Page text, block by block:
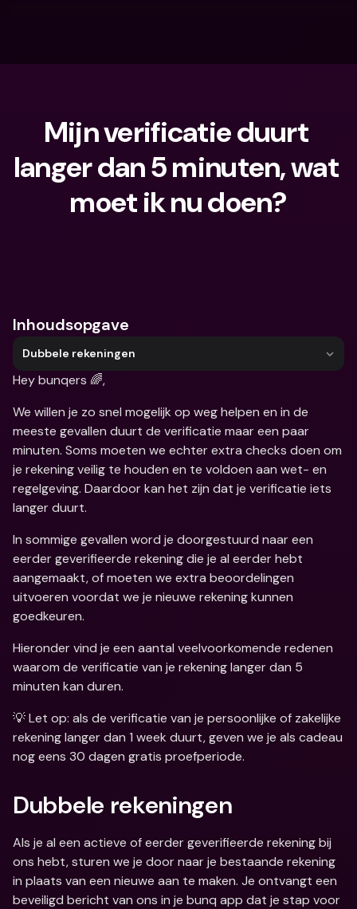
Mijn verificatie duurt
langer dan 5 minuten, wat
moet ik nu doen?
Inhoudsopgave
Dubbele rekeningen
Hey bunqers 🌈,
We willen je zo snel mogelijk op weg helpen en in de
meeste gevallen duurt de verificatie maar een paar
minuten. Soms moeten we echter extra checks doen om
je rekening veilig te houden en te voldoen aan wet- en
regelgeving. Daardoor kan het zijn dat je verificatie iets
langer duurt.
In sommige gevallen word je doorgestuurd naar een
eerder geverifieerde rekening die je al eerder hebt
aangemaakt, of moeten we extra beoordelingen
uitvoeren voordat we je nieuwe rekening kunnen
goedkeuren.
Hieronder vind je een aantal veelvoorkomende redenen
waarom de verificatie van je rekening langer dan 5
minuten kan duren.
💡 Let op: als de verificatie van je persoonlijke of zakelijke
rekening langer dan 1 week duurt, geven we je als cadeau
nog eens 30 dagen gratis proefperiode.
Dubbele rekeningen
Als je al een actieve of eerder geverifieerde rekening bij
ons hebt, sturen we je door naar je bestaande rekening
in plaats van een nieuwe aan te maken. Je ontvangt een
beveiligd bericht van ons in je bunq app dat je stap voor